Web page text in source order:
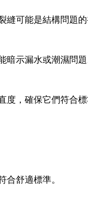
縫可能是結構問題
暗示漏水或潮濕問
度，確保它們符合
舒適標準。